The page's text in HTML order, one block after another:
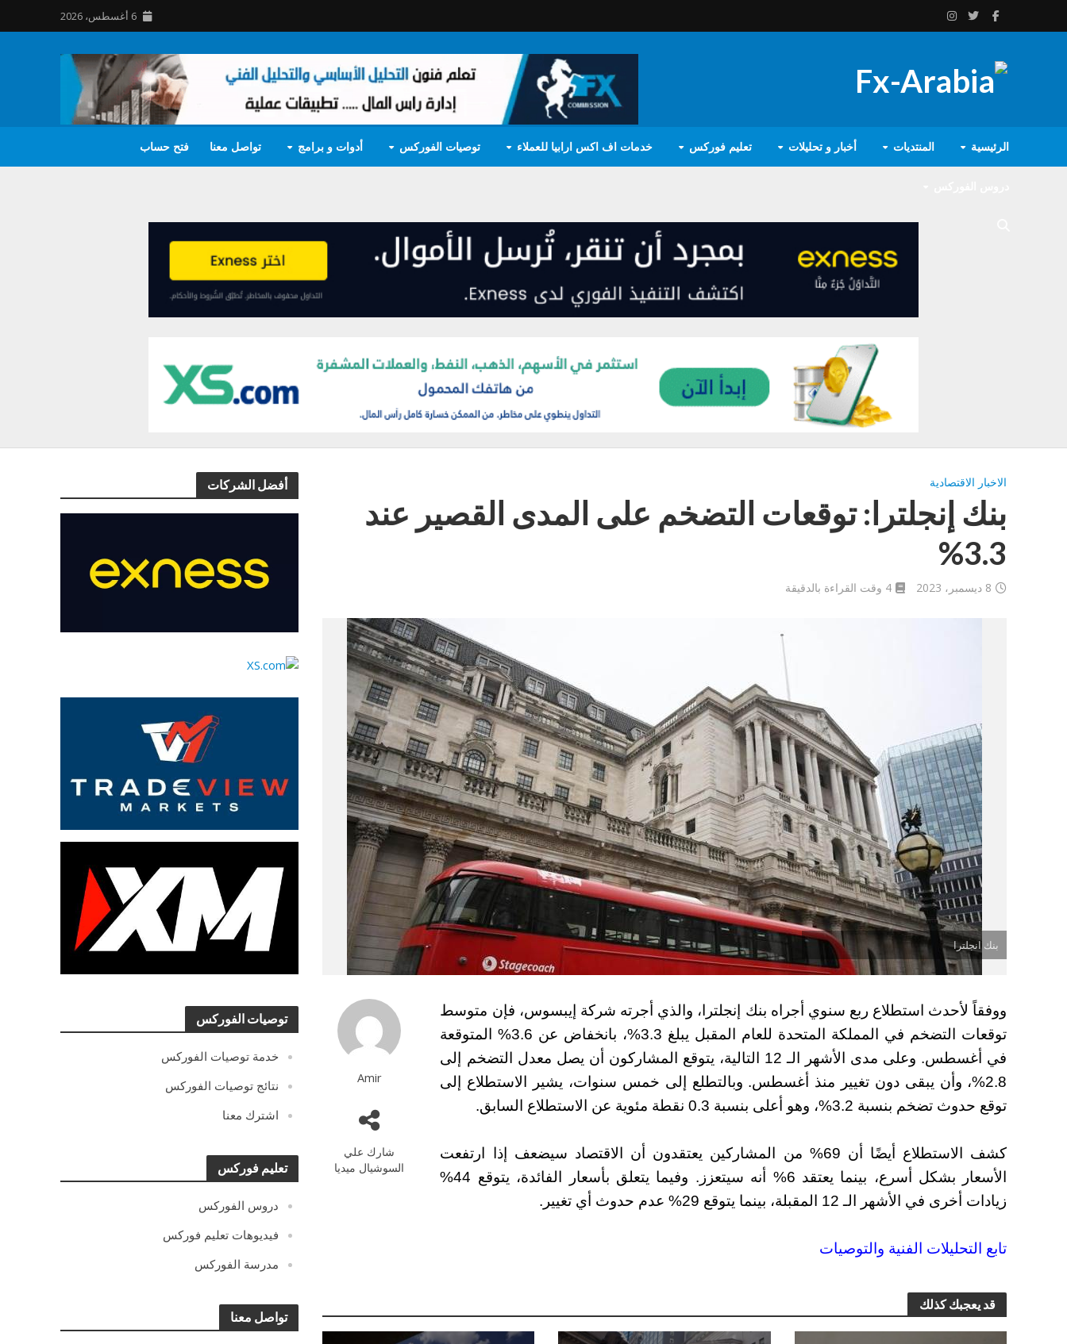
6 أغسطس، 2026
الرئيسية المنتديات أخبار و تحليلات تعليم فوركس خدمات اف اكس ارابيا للعملاء توصيات الفوركس أدوات و برامج تواصل معنا فتح حساب
أفضل الشركات
توصيات الفوركس
خدمة توصيات الفوركس
نتائج توصيات الفوركس
اشترك معنا
تعليم فوركس
دروس الفوركس
فيديوهات تعليم فوركس
مدرسة الفوركس
تواصل معنا
الاخبار الاقتصادية
بنك إنجلترا: توقعات التضخم على المدى القصير عند
3.3%
8 ديسمبر، 2023 4 وقت القراءة بالدقيقة
بنك انجلترا
Amir
شارك علي
السوشيال ميديا
ووفقاً لأحدث استطلاع ربع سنوي أجراه بنك إنجلترا، والذي أجرته شركة إيبسوس، فإن متوسط
توقعات التضخم في المملكة المتحدة للعام المقبل يبلغ 3.3%، بانخفاض عن 3.6% المتوقعة
في أغسطس. وعلى مدى الأشهر الـ 12 التالية، يتوقع المشاركون أن يصل معدل التضخم إلى
2.8%، وأن يبقى دون تغيير منذ أغسطس. وبالتطلع إلى خمس سنوات، يشير الاستطلاع إلى
توقع حدوث تضخم بنسبة 3.2%، وهو أعلى بنسبة 0.3 نقطة مئوية عن الاستطلاع السابق.
كشف الاستطلاع أيضًا أن 69% من المشاركين يعتقدون أن الاقتصاد سيضعف إذا ارتفعت
الأسعار بشكل أسرع، بينما يعتقد 6% أنه سيتعزز. وفيما يتعلق بأسعار الفائدة، يتوقع 44%
زيادات أخرى في الأشهر الـ 12 المقبلة، بينما يتوقع 29% عدم حدوث أي تغيير.
تابع التحليلات الفنية والتوصيات
قد يعجبك كذلك